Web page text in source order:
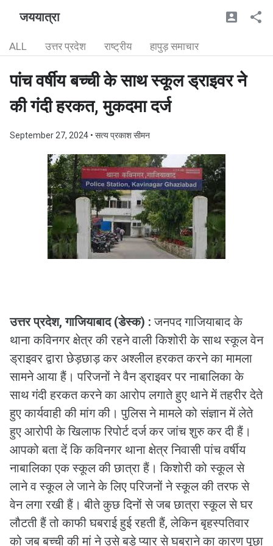
जययात्रा
ALL उत्तर प्रदेश राष्ट्रीय हापुड़ समाचार
पांच वर्षीय बच्ची के साथ स्कूल ड्राइवर ने
की गंदी हरकत, मुकदमा दर्ज
September 27, 2024 • सत्य प्रकाश सीमन
उत्तर प्रदेश, गाजियाबाद (डेस्क) :जनपद गाजियाबाद के
थाना कविनगर क्षेत्र की रहने वाली किशोरी के साथ स्कूल वेन
ड्राइवर द्वारा छेड़छाड़ कर अश्लील हरकत करने का मामला
सामने आया हैं। परिजनों ने वैन ड्राइवर पर नाबालिका के
साथ गंदी हरकत करने का आरोप लगाते हुए थाने में तहरीर देते
हुए कार्यवाही की मांग की। पुलिस ने मामले को संज्ञान में लेते
हुए आरोपी के खिलाफ रिपोर्ट दर्ज कर जांच शुरु कर दी हैं।
आपको बता दें कि कविनगर थाना क्षेत्र निवासी पांच वर्षीय
नाबालिका एक स्कूल की छात्रा हैं। किशोरी को स्कूल से
लाने व स्कूल ले जाने के लिए परिजनों ने स्कूल की तरफ से
वेन लगा रखी हैं। बीते कुछ दिनों से जब छात्रा स्कूल से घर
लौटती हैं तो काफी घबराई हुई रहती हैं, लेकिन बृहस्पतिवार
को जब बच्ची की मां ने उसे बड़े प्यार से घबराने का कारण पूछा